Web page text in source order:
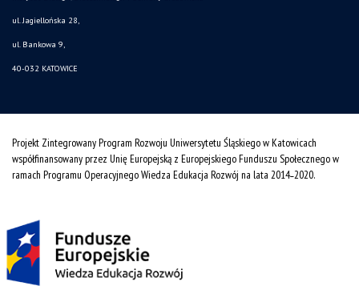
ul. Jagiellońska 28,
ul. Bankowa 9,
40-032 KATOWICE
Projekt Zintegrowany Program Rozwoju Uniwersytetu Śląskiego w Katowicach
współfinansowany przez Unię Europejską z Europejskiego Funduszu Społecznego w
ramach Programu Operacyjnego Wiedza Edukacja Rozwój na lata 2014˗2020.